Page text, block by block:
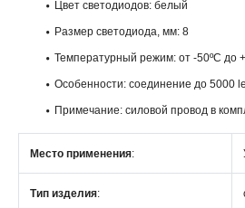
Цвет светодиодов: белый
Размер светодиода, мм: 8
Температурный режим: от -50ºC до
Особенности: соединение до 5000
Примечание: силовой провод в
Место применения:
Тип изделия: